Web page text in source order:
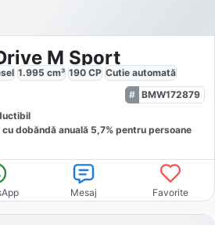
M Sport
1.995 cm³ 190 CP Cutie automată
BMW172879
cu dobăndă anuală 5,7% pentru persoane
Mesaj Favorite